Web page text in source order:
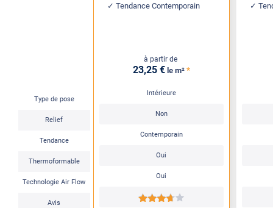
Type de pose
Relief
Tendance
Thermoformable
Technologie Air Flow
Avis
Tendance Contemporain
à partir de
23,25 € le m² *
Intérieure
Non
Contemporain
Oui
Oui
*****